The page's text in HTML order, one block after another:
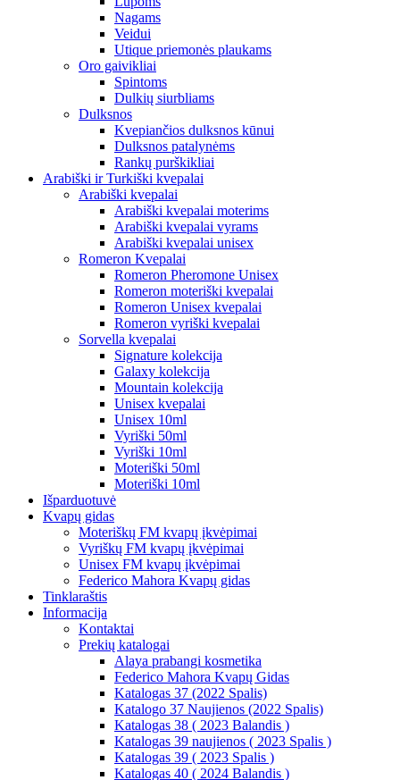
Nagams
Veidui
Utique priemonės plaukams
Oro gaivikliai
Spintoms
Dulkių siurbliams
Dulksnos
Kvepiančios dulksnos kūnui
Dulksnos patalynėms
Rankų purškikliai
Arabiški ir Turkiški kvepalai
Arabiški kvepalai
Arabiški kvepalai moterims
Arabiški kvepalai vyrams
Arabiški kvepalai unisex
Romeron Kvepalai
Romeron Pheromone Unisex
Romeron moteriški kvepalai
Romeron Unisex kvepalai
Romeron vyriški kvepalai
Sorvella kvepalai
Signature kolekcija
Galaxy kolekcija
Mountain kolekcija
Unisex kvepalai
Unisex 10ml
Vyriški 50ml
Vyriški 10ml
Moteriški 50ml
Moteriški 10ml
Išparduotuvė
Kvapų gidas
Moteriškų FM kvapų įkvėpimai
Vyriškų FM kvapų įkvėpimai
Unisex FM kvapų įkvėpimai
Federico Mahora Kvapų gidas
Tinklaraštis
Informacija
Kontaktai
Prekių katalogai
Alaya prabangi kosmetika
Federico Mahora Kvapų Gidas
Katalogas 37 (2022 Spalis)
Katalogo 37 Naujienos (2022 Spalis)
Katalogas 38 ( 2023 Balandis )
Katalogas 39 naujienos ( 2023 Spalis )
Katalogas 39 ( 2023 Spalis )
Katalogas 40 ( 2024 Balandis )